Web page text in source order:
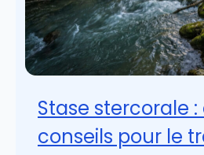
Stase stercorale
conseils pour le